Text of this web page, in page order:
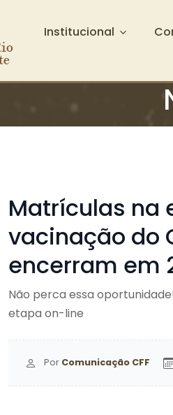
Institucional
Matrículas na
vacinação do
encerram em
Não perca essa
etapa on-line
Por Comunicação CFF